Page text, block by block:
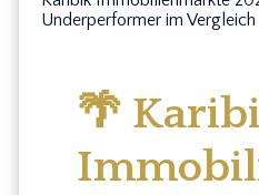
Underperformer im Vergleich
🌴